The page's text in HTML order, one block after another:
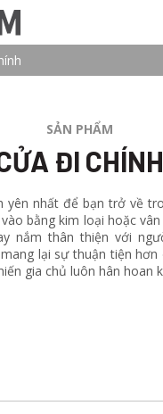
SẢN PHẨM
ĐI CHÍNH
yên nhất để bạn trở về
bằng kim loại hoặc
nắm thân thiện với
lại sự thuận tiện hơn
gia chủ luôn hân hoan
NAM